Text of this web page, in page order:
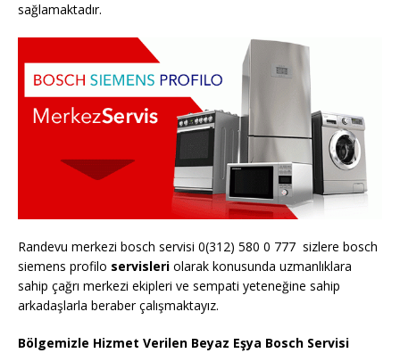
sağlamaktadır.
Randevu merkezi bosch servisi 0(312) 580 0 777 sizlere bosch
siemens profilo servisleri olarak konusunda uzmanlıklara
sahip çağrı merkezi ekipleri ve sempati yeteneğine sahip
arkadaşlarla beraber çalışmaktayız.
Bölgemizle Hizmet Verilen Beyaz Eşya Bosch Servisi